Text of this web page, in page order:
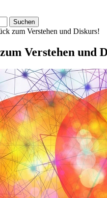
zum Verstehen und Diskurs!
Verstehen und